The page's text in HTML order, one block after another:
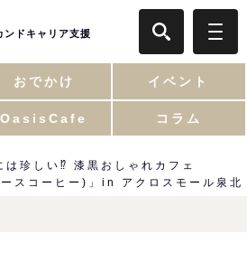
ンドキャリア支援
おでかけ イベント
OasisCafe コラム
は珍しい⁉︎ 漆黒おしゃれカフェ
スコーヒー)」in アクロスモール泉北